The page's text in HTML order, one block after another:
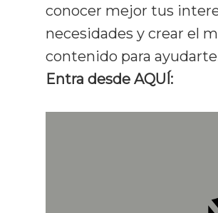
conocer mejor tus
necesidades y crear el
contenido para
Entra desde AQUÍ: